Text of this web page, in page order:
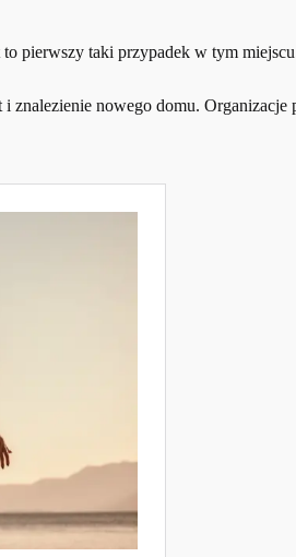
pierwszy taki przypadek w tym
nowego domu.